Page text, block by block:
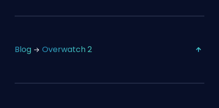
Blog Overwatch 2